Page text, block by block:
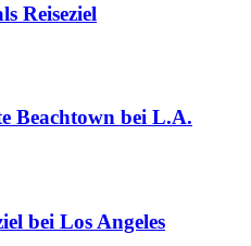
Reiseziel
Beachtown bei L.A.
bei Los Angeles